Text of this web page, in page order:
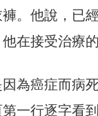
。他說，已
在接受治療
為癌症而病
一行逐字看